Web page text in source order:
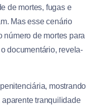
de mortes, fugas e
Mas esse cenário
número de mortes para
documentário, revela-
mostrando
tranquilidade